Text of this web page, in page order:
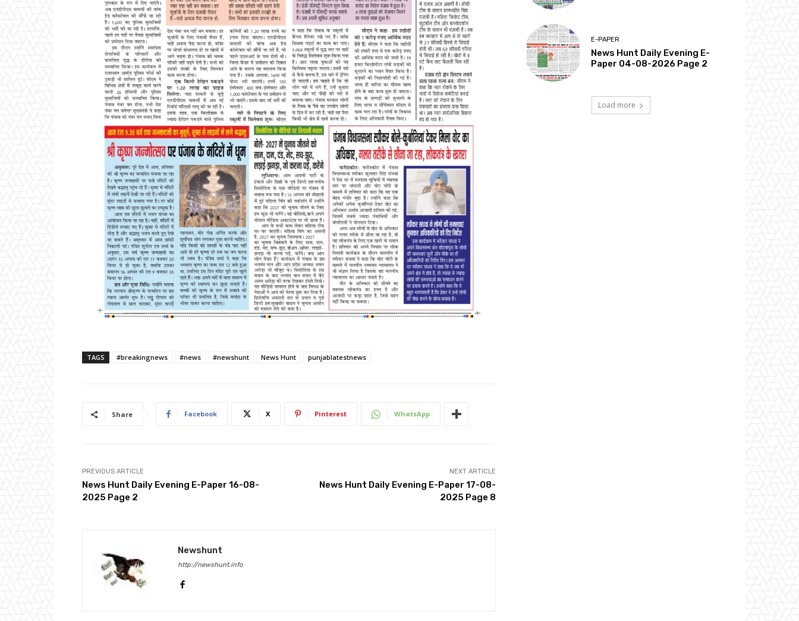
TAGS #breakingnews #news #newshunt News Hunt punjablatestnews
Share Facebook X Pinterest WhatsApp
PREVIOUS ARTICLE
News Hunt Daily Evening E-Paper 16-08-
2025 Page 2
NEXT ARTICLE
News Hunt Daily Evening E-Paper 17-08-
2025 Page 8
Newshunt
http://newshunt.info
E-PAPER
News Hunt Daily Evening E-
Paper 04-08-2026 Page 2
Load more